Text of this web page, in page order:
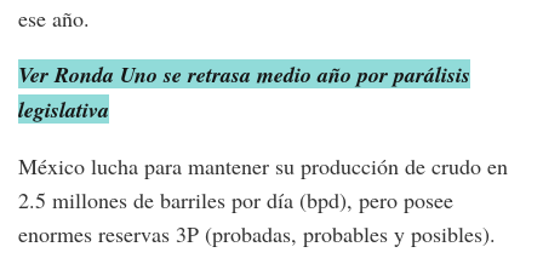
ese año.
Ver Ronda Uno se retrasa medio año por parálisis
legislativa
México lucha para mantener su producción de crudo en
2.5 millones de barriles por día (bpd), pero posee
enormes reservas 3P (probadas, probables y posibles).